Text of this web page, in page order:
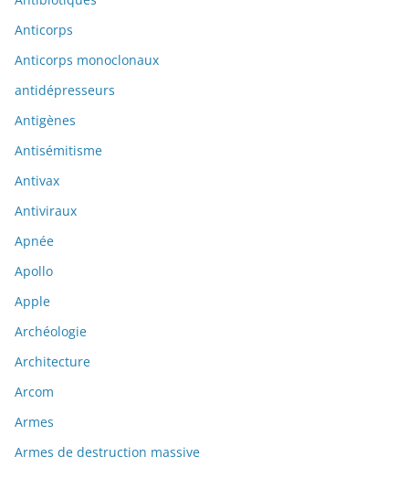
Anticorps
Anticorps monoclonaux
antidépresseurs
Antigènes
Antisémitisme
Antivax
Antiviraux
Apnée
Apollo
Apple
Archéologie
Architecture
Arcom
Armes
Armes de destruction massive